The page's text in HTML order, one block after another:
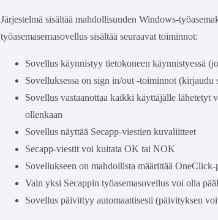
Järjestelmä sisältää mahdollisuuden Windows-
työasemasemasovellus sisältää seuraavat toiminnot:
Sovellus käynnistyy tietokoneen käynnistyessä
Sovelluksessa on sign in/out -toiminnot (kirjaudu
Sovellus vastaanottaa kaikki käyttäjälle
ollenkaan
Sovellus näyttää Secapp-viestien kuvaliitteet
Secapp-viestit voi kuitata OK tai NOK
Sovellukseen on mahdollista määrittää
Vain yksi Secappin työasemasovellus voi olla
Sovellus päivittyy automaattisesti (päivityksen